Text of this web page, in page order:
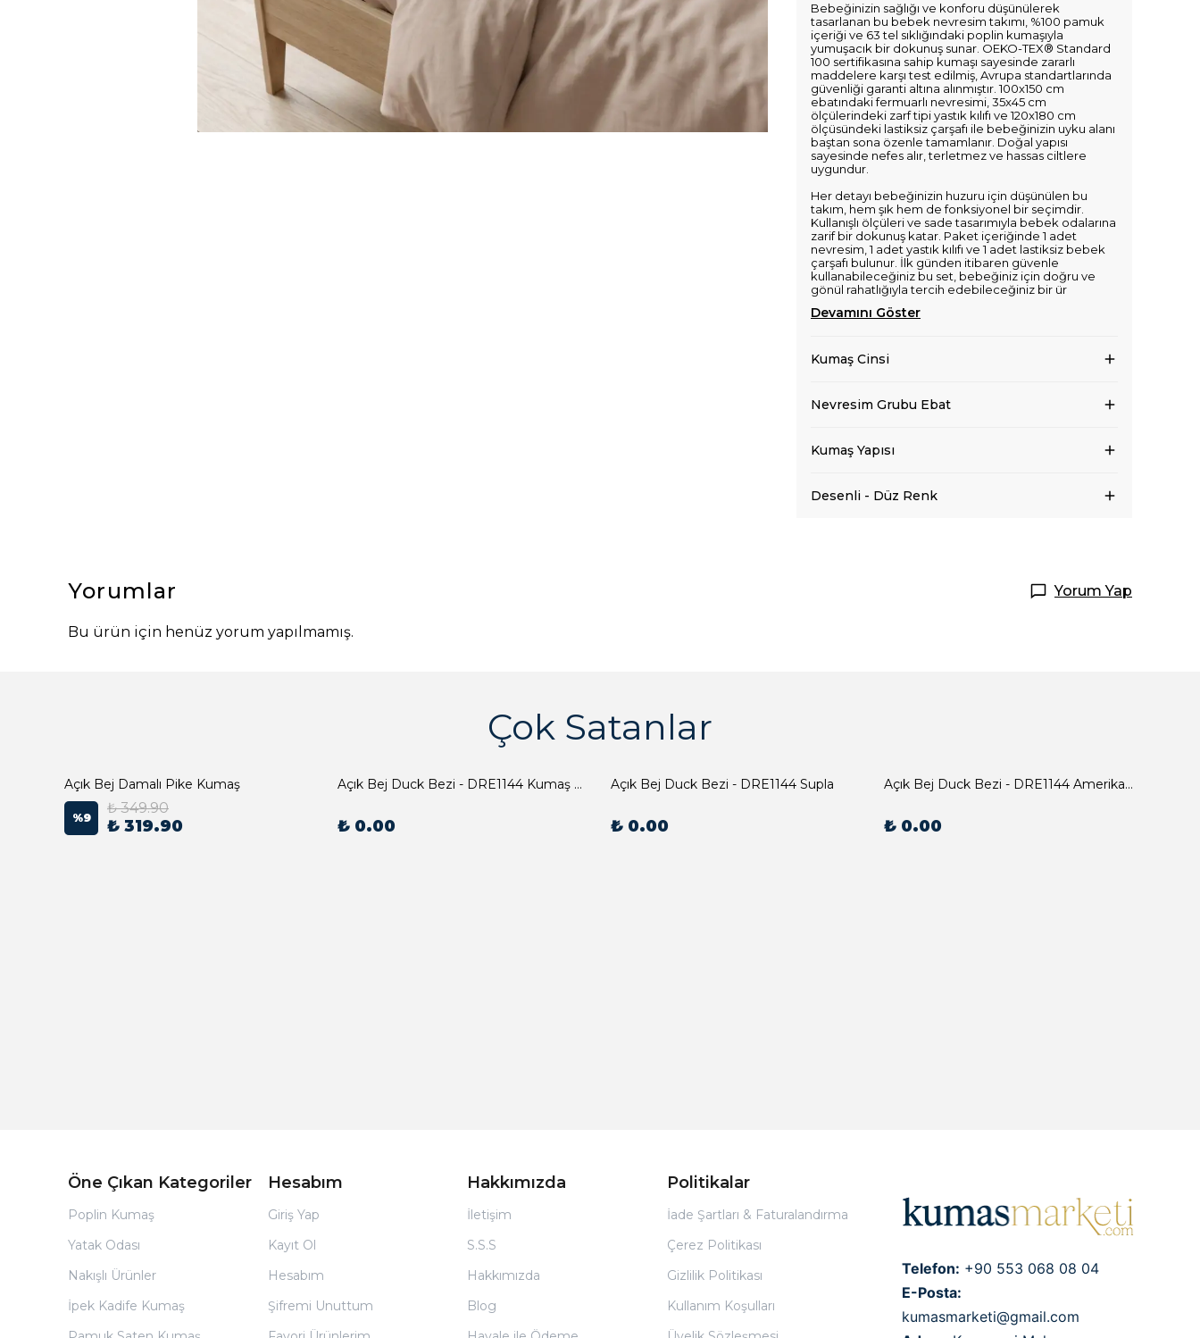
Bebeğinizin sağlığı ve konforu düşünülerek
tasarlanan bu bebek nevresim takımı, %100 pamuk
içeriği ve 63 tel sıklığındaki poplin kumaşıyla
yumuşacık bir dokunuş sunar. OEKO-TEX® Standard
100 sertifikasına sahip kumaşı sayesinde zararlı
maddelere karşı test edilmiş, Avrupa standartlarında
güvenliği garanti altına alınmıştır. 100x150 cm
ebatındaki fermuarlı nevresimi, 35x45 cm
ölçülerindeki zarf tipi yastık kılıfı ve 120x180 cm
ölçüsündeki lastiksiz çarşafı ile bebeğinizin uyku alanı
baştan sona özenle tamamlanır. Doğal yapısı
sayesinde nefes alır, terletmez ve hassas ciltlere
uygundur.
Her detayı bebeğinizin huzuru için düşünülen bu
takım, hem şık hem de fonksiyonel bir seçimdir.
Kullanışlı ölçüleri ve sade tasarımıyla bebek odalarına
zarif bir dokunuş katar. Paket içeriğinde 1 adet
nevresim, 1 adet yastık kılıfı ve 1 adet lastiksiz bebek
çarşafı bulunur. İlk günden itibaren güvenle
kullanabileceğiniz bu set, bebeğiniz için doğru ve
gönül rahatlığıyla tercih edebileceğiniz bir ür
Devamını Göster
Kumaş Cinsi
Nevresim Grubu Ebat
Kumaş Yapısı
Desenli - Düz Renk
Yorumlar Yorum Yap
Bu ürün için henüz yorum yapılmamış.
Çok Satanlar
Açık Bej Damalı Pike Kumaş
%9
₺ 349.90
₺ 319.90
Açık Bej Duck Bezi - DRE1144 Kumaş Peçete
₺ 0.00
Açık Bej Duck Bezi - DRE1144 Supla
₺ 0.00
Açık Bej Duck Bezi - DRE1144 Amerikan Servis
₺ 0.00
Öne Çıkan Kategoriler
Poplin Kumaş
Yatak Odası
Nakışlı Ürünler
İpek Kadife Kumaş
Hesabım
Giriş Yap
Kayıt Ol
Hesabım
Şifremi Unuttum
Hakkımızda
İletişim
S.S.S
Hakkımızda
Blog
Politikalar
İade Şartları & Faturalandırma
Çerez Politikası
Gizlilik Politikası
Kullanım Koşulları
Telefon: +90 553 068 08 04
E-Posta:
kumasmarketi@gmail.com